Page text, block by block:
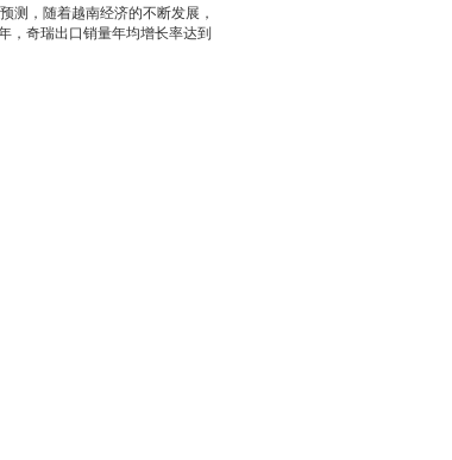
测，随着越南经济的不断发展，
， 奇瑞出口销量年均增长率达到